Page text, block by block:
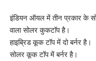
इंडियन ऑयल में तीन प्रकार के
वाला सोलर कुकटॉप है।
हाइब्रिड कूक टॉप में दो बर्नर है।
सोलर कूक टॉप में बर्नर है।